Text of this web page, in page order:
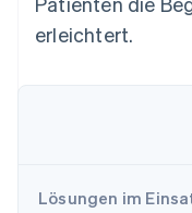
Jetzt
erleichtert.
Lösungen im